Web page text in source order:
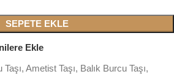
SEPETE EKLE
Ekle
, Ametist Taşı, Balık Burcu Taşı,